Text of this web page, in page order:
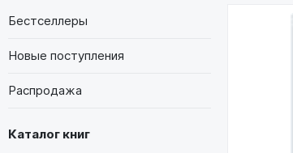
Бестселлеры
Новые поступления
Распродажа
Каталог книг